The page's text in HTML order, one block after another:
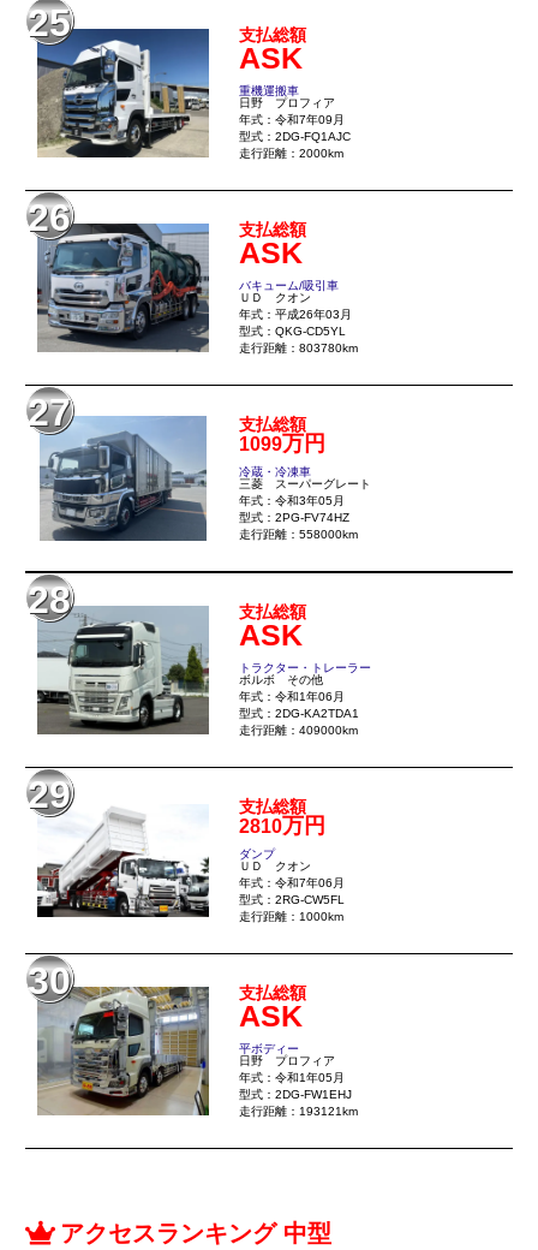
25 支払総額
ASK
重機運搬車
日野 プロフィア
年式：令和7年09月
型式：2DG-FQ1AJC
走行距離：2000km
26 支払総額
ASK
バキューム/吸引車
ＵＤ クオン
年式：平成26年03月
型式：QKG-CD5YL
走行距離：803780km
27 支払総額
1099万円
冷蔵・冷凍車
三菱 スーパーグレート
年式：令和3年05月
型式：2PG-FV74HZ
走行距離：558000km
28 支払総額
ASK
トラクター・トレーラー
ボルボ その他
年式：令和1年06月
型式：2DG-KA2TDA1
走行距離：409000km
29 支払総額
2810万円
ダンプ
ＵＤ クオン
年式：令和7年06月
型式：2RG-CW5FL
走行距離：1000km
30 支払総額
ASK
平ボディー
日野 プロフィア
年式：令和1年05月
型式：2DG-FW1EHJ
走行距離：193121km
アクセスランキング 中型